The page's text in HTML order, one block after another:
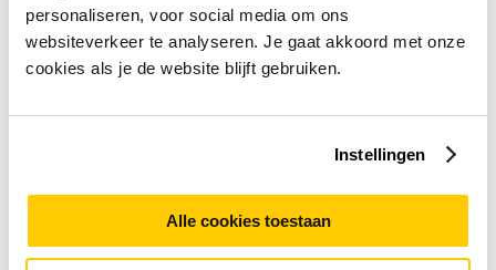
personaliseren, voor social media om ons
websiteverkeer te analyseren. Je gaat akkoord met onze
cookies als je de website blijft gebruiken.
Instellingen
Alle cookies toestaan
Meer info
op voorraad
Morgenin huis